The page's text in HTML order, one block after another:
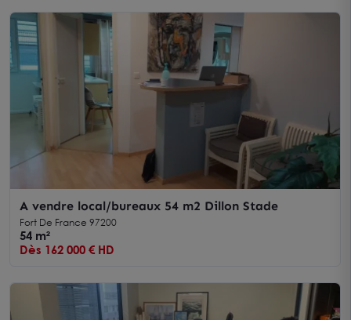
A vendre local/bureaux 54 m2 Dillon Stade
Fort De France 97200
54 m²
Dès 162 000 € HD